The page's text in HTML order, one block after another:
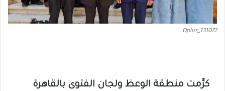
Oplus_131072
كرَّمت منطقة الوعظ ولجان الفتوى بالقاهرة